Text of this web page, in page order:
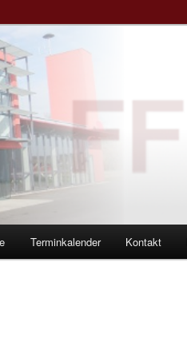
Terminkalender Kontakt